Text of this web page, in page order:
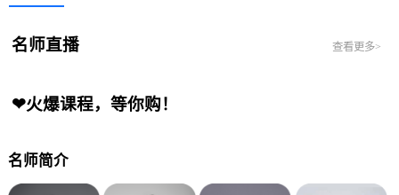
名师直播 查看更多>
❤火爆课程，等你购！
名师简介